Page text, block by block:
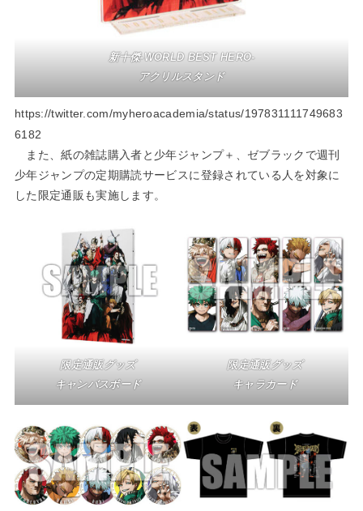
新十傑-WORLD BEST HERO-
アクリルスタンド
https://twitter.com/myheroacademia/status/197831111749683
6182
また、紙の雑誌購入者と少年ジャンプ＋、ゼブラックで週刊
少年ジャンプの定期購読サービスに登録されている人を対象に
した限定通販も実施します。
限定通販グッズ
キャンバスボード
限定通販グッズ
キャラカード